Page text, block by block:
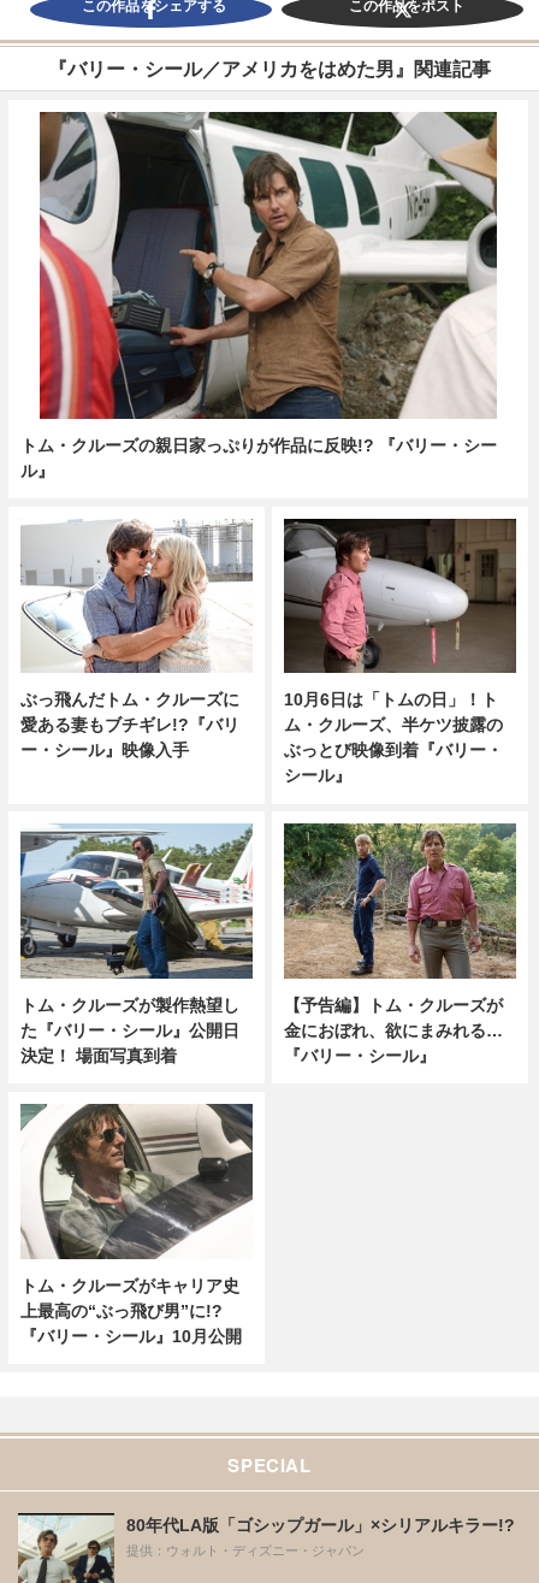
この作品をシェアする この作品をポスト
『バリー・シール／アメリカをはめた男』関連記事
トム・クルーズの親日家っぷりが作品に反映!? 『バリー・シー
ル』
ぶっ飛んだトム・クルーズに
愛ある妻もブチギレ!?『バリ
ー・シール』映像入手
10月6日は「トムの日」！ト
ム・クルーズ、半ケツ披露の
ぶっとび映像到着『バリー・
シール』
トム・クルーズが製作熱望し
た『バリー・シール』公開日
決定！ 場面写真到着
【予告編】トム・クルーズが
金におぼれ、欲にまみれる…
『バリー・シール』
トム・クルーズがキャリア史
上最高の“ぶっ飛び男”に!?
『バリー・シール』10月公開
SPECIAL
80年代LA版「ゴシップガール」×シリアルキラー!?
提供：ウォルト・ディズニー・ジャパン